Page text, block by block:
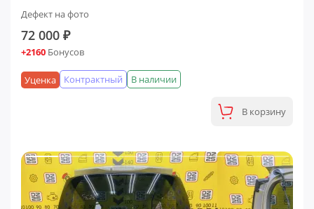
Дефект на фото
72 000 ₽
+2160 Бонусов
В наличии
Контрактный
Уценка
В корзину